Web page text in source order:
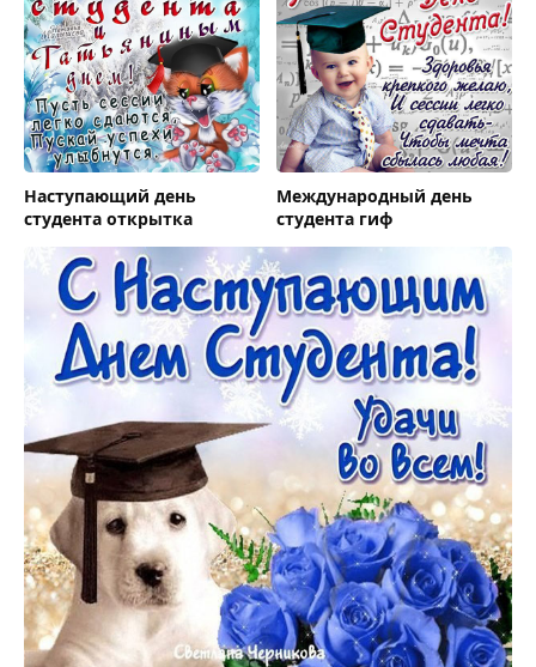
Наступающий день
студента открытка
Международный день
студента гиф